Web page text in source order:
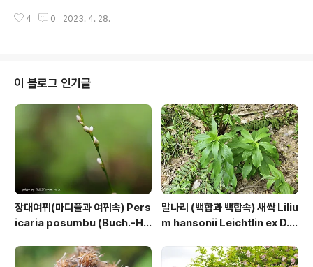
했던 것이다. 현장에서는 줄기의 털이 없는 것 처럼 보였는
운 잎새 좀 봐라. 습지 보호를 위하여 펜스가 쳐져 있다. 반
짝 개화를 하였다.꽃은 5월에 피고 꽃차례는 새가지 끝에
산방꽃차례로 달리며 큰 꽃은 꽃잎이 5개로 깊게 갈라진
다. 암술은 있으나 성숙하지 않는다. 중앙의 소화만이 열매
를 맺으며 수술은 꽃 밖으로 나온다.잎은 마주나고 표면에
털이 없으며 뒷면 맥 위에 별 모양 털이 있다 분단나무 꽃 :
4 0 2023. 4. 28.
이 블로그 인기글
장대여뀌(마디풀과 여뀌속) Pers
icaria posumbu (Buch.-Ha
말나리 (백합과 백합속) 새싹 Liliu
m hansonii Leichtlin ex D.